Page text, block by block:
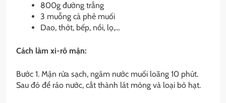
800g đường trắng
3 muỗng cà phê muối
Dao, thớt, bếp, nồi, lọ,…
Cách làm xi-rô mận:
Bước 1. Mận rửa sạch, ngâm nước muối loãng 10 phút.
Sau đó để ráo nước, cắt thành lát mỏng và loại bỏ hạt.